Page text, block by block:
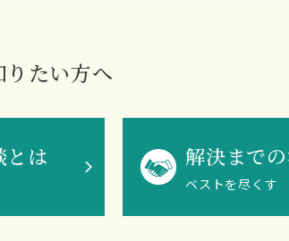
たい方へ
とは 解決まで
ベストを尽くす